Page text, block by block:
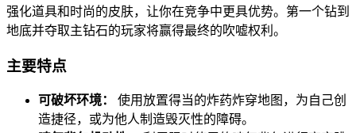
强化道具和时尚的皮肤，让你在竞争中更具优势。第一个钻到
地底并夺取主钻石的玩家将赢得最终的吹嘘权利。
主要特点
可破坏环境：
使用放置得当的炸药炸穿地图，为自己创
造捷径，或为他人制造毁灭性的障碍。